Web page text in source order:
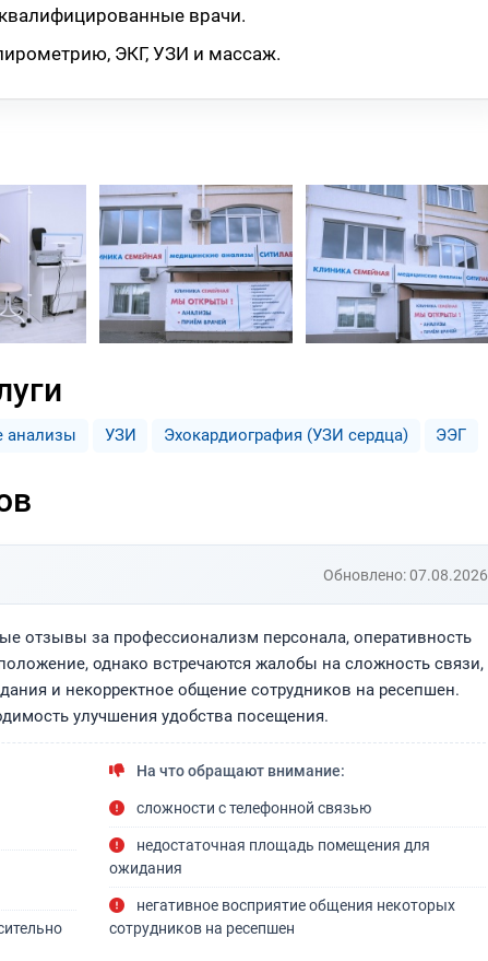
врачи.
ЭКГ, УЗИ и массаж.
анализы УЗИ Эхокардиография (УЗИ сердца) ЭЭГ
Обновлено: 07.08.2026
отзывы за профессионализм персонала, оперативность
однако встречаются жалобы на сложность связи,
и некорректное общение сотрудников на ресепшен.
улучшения удобства посещения.
На что обращают внимание:
сложности с телефонной связью
недостаточная площадь помещения для
ожидания
негативное восприятие общения некоторых
сотрудников на ресепшен